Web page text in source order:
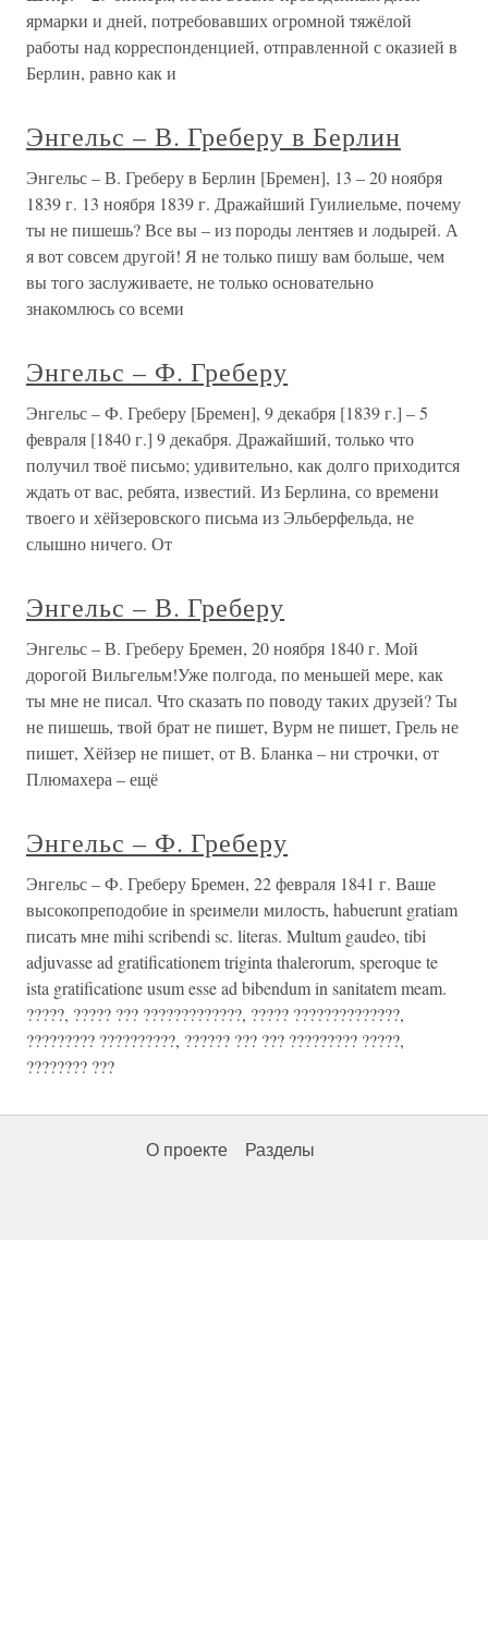
ярмарки и дней, потребовавших огромной тяжёлой
работы над корреспонденцией, отправленной с оказией в
Берлин, равно как и
Энгельс – В. Греберу в Берлин
Энгельс – В. Греберу в Берлин [Бремен], 13 – 20 ноября
1839 г. 13 ноября 1839 г. Дражайший Гуилиельме, почему
ты не пишешь? Все вы – из породы лентяев и лодырей. А
я вот совсем другой! Я не только пишу вам больше, чем
вы того заслуживаете, не только основательно
знакомлюсь со всеми
Энгельс – Ф. Греберу
Энгельс – Ф. Греберу [Бремен], 9 декабря [1839 г.] – 5
февраля [1840 г.] 9 декабря. Дражайший, только что
получил твоё письмо; удивительно, как долго приходится
ждать от вас, ребята, известий. Из Берлина, со времени
твоего и хёйзеровского письма из Эльберфельда, не
слышно ничего. От
Энгельс – В. Греберу
Энгельс – В. Греберу Бремен, 20 ноября 1840 г. Мой
дорогой Вильгельм!Уже полгода, по меньшей мере, как
ты мне не писал. Что сказать по поводу таких друзей? Ты
не пишешь, твой брат не пишет, Вурм не пишет, Грель не
пишет, Хёйзер не пишет, от В. Бланка – ни строчки, от
Плюмахера – ещё
Энгельс – Ф. Греберу
Энгельс – Ф. Греберу Бремен, 22 февраля 1841 г. Ваше
высокопреподобие in speимели милость, habuerunt gratiam
писать мне mihi scribendi sc. literas. Multum gaudeo, tibi
adjuvasse ad gratificationem triginta thalerorum, speroque te
ista gratificatione usum esse ad bibendum in sanitatem meam.
?????, ????? ??? ?????????????, ????? ??????????????,
????????? ??????????, ?????? ??? ??? ????????? ?????,
???????? ???
О проекте Разделы